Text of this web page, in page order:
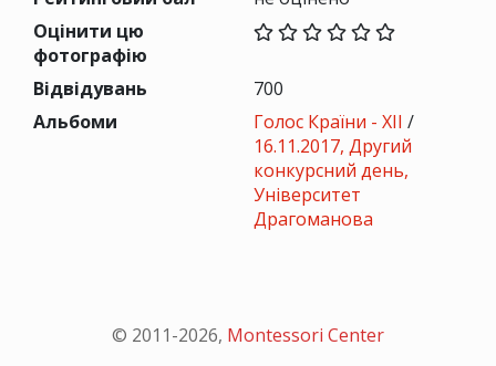
Оцінити цю
фотографію
Відвідувань
700
Альбоми
Голос Країни - ХІІ /
16.11.2017, Другий
конкурсний день,
Університет
Драгоманова
© 2011-2026, Montessori Center